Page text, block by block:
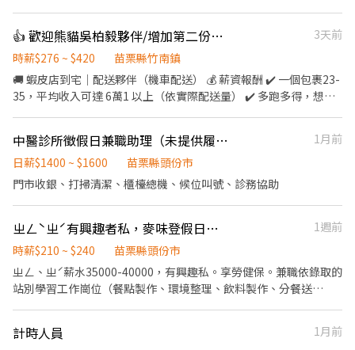
假日排班 9.需長期可配合的夥伴，寒暑期勿試
👍 歡迎熊貓吳柏毅夥伴/增加第二份收入【🦐店到家機車外送】-HM竹南新南
3天前
時薪$276 ~ $420
苗栗縣竹南鎮
🚚 蝦皮店到宅｜配送夥伴（機車配送） 💰 薪資報酬 ✔️ 一個包裹23-
35，平均收入可達 6萬1 以上（依實際配送量） ✔️ 多跑多得，想多
✔️ 純配送性質，無需處理金流 🏍️ 工作時間 ✔️ 08:00即可開始送貨 送
完就下班 ✔️在門市刷完包裹 系統馬上幫你導航安排送貨路線 ✔️ 當日
配送完成即可提前收工 ✔️ 想多賺可延長接單時間 🧭 上線流程（簡
時間 Step 3｜安裝貨架 機車安裝配送貨架（公司有補助） Step 4｜
說明＋試跑 現場教學＋實際帶跑，新手也OK Step 5｜開始配送 配
包裹 ✔️ 機車運送至指定地點 ✅ 須具備以下 ✔️ 自備機車 ✔️ 有效駕照
＋強制險 ✔️ Android手機(掃瞄包裹系統是安卓系統) 🚀 應徵方式
【截圖應徵職缺+姓名+電話】 報名ID: @346uatki 快速報
名:https://lin.ee/rczPFWq 會有專人與您聯絡，安排面試~
中醫診所徵假日兼職助理（未提供履歷恕不回訊）
1月前
日薪$1400 ~ $1600
苗栗縣頭份市
門市收銀、打掃清潔、櫃檯總機、候位叫號、診務協助
ㄓㄥˋㄓˊ有興趣者私，麥味登假日內外場兼職工讀
1週前
時薪$210 ~ $240
苗栗縣頭份市
ㄓㄥ、ㄓˊ薪水35000-40000，有興趣私。享勞健保。兼職依錄取的
站別學習工作崗位（餐點製作、環境整理、飲料製作、分餐送
計時人員
1月前